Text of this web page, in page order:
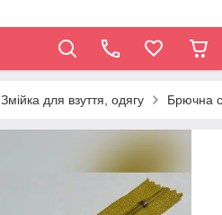
Змійка для взуття, одягу Брючна